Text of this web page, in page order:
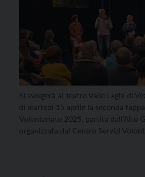
Si svolgerà al Teatro Valle Laghi di
di martedì 15 aprile la seconda
Volontariato 2025, partita dall’Alto
organizzata dal Centro Servizi